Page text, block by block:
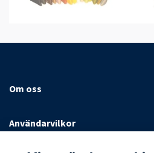
Om oss
Användarvilkor